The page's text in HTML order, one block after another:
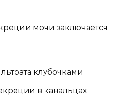
мочи заключается
клубочками
в канальцах